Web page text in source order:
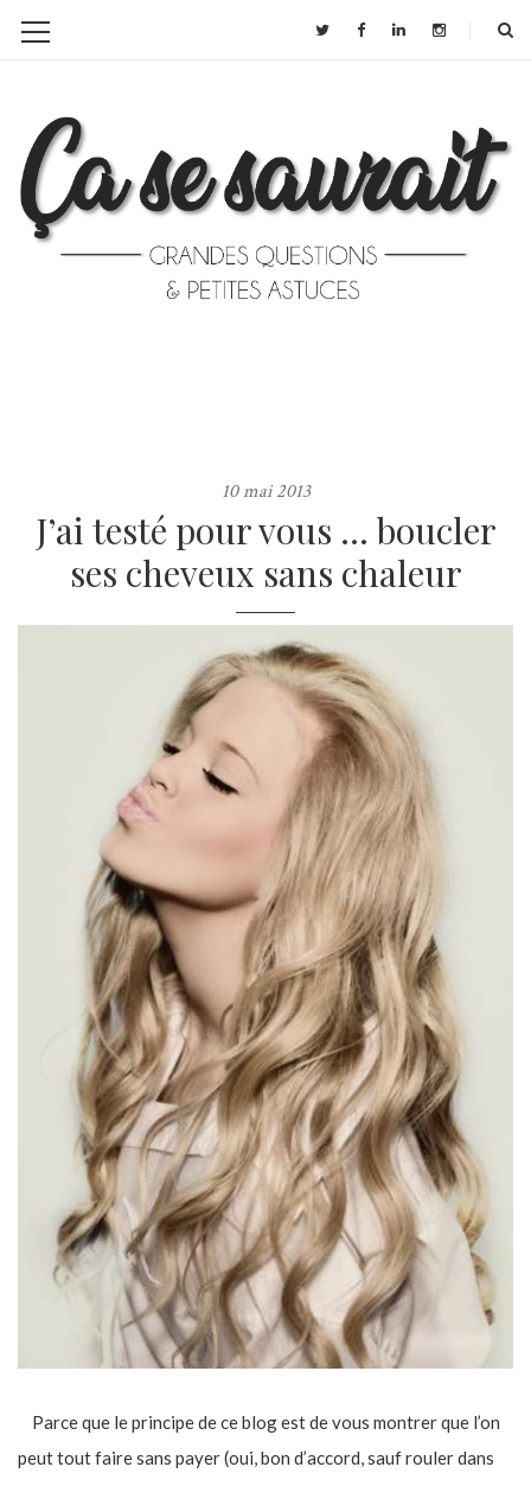
10 mai 2013
J’ai testé pour vous … boucler
ses cheveux sans chaleur
Parce que le principe de ce blog est de vous montrer que l’on
peut tout faire sans payer (oui, bon d’accord, sauf rouler dans